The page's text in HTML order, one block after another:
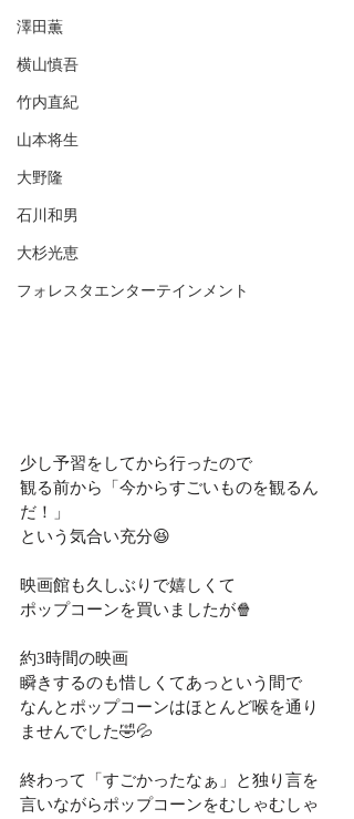
澤田薫
横山慎吾
竹内直紀
山本将生
大野隆
石川和男
大杉光恵
フォレスタエンターテインメント
少し予習をしてから行ったので
観る前から「今からすごいものを観るん
だ！」
という気合い充分😆
映画館も久しぶりで嬉しくて
ポップコーンを買いましたが🍿
約3時間の映画
瞬きするのも惜しくてあっという間で
なんとポップコーンはほとんど喉を通り
ませんでした🤣💦
終わって「すごかったなぁ」と独り言を
言いながらポップコーンをむしゃむしゃ